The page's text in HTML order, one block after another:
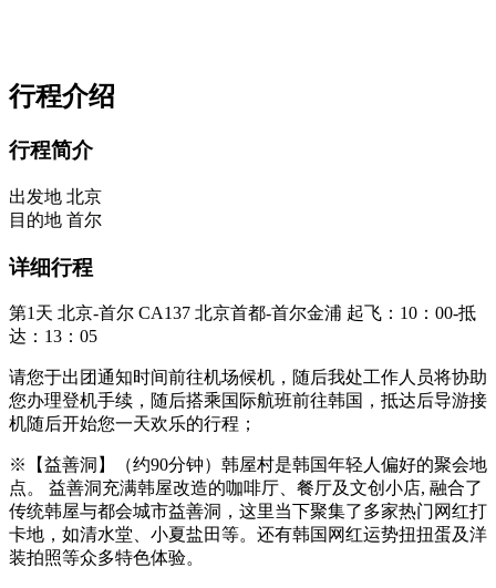
行程介绍
行程简介
出发地 北京
目的地 首尔
详细行程
第1天 北京-首尔 CA137 北京首都-首尔金浦 起飞：10：00-抵
达：13：05
请您于出团通知时间前往机场候机，随后我处工作人员将协助
您办理登机手续，随后搭乘国际航班前往韩国，抵达后导游接
机随后开始您一天欢乐的行程；
※【益善洞】（约90分钟）韩屋村是韩国年轻人偏好的聚会地
点。 益善洞充满韩屋改造的咖啡厅、餐厅及文创小店, 融合了
传统韩屋与都会城市益善洞，这里当下聚集了多家热门网红打
卡地，如清水堂、小夏盐田等。还有韩国网红运势扭扭蛋及洋
装拍照等众多特色体验。